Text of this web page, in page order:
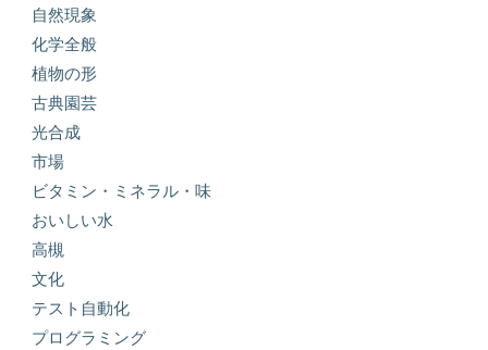
自然現象
化学全般
植物の形
古典園芸
光合成
市場
ビタミン・ミネラル・味
おいしい水
高槻
文化
テスト自動化
プログラミング